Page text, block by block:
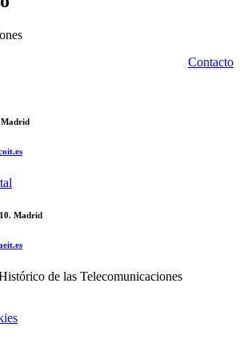
Contacto
Madrid
Madrid
de las Telecomunicaciones